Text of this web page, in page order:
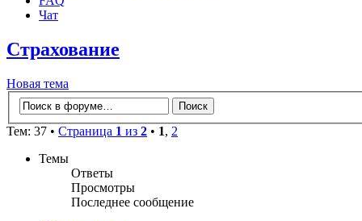
Чат
Страхование
Новая тема
Тем: 37 • Страница 1 из 2 • 1, 2
Темы
Ответы
Просмотры
Последнее сообщение